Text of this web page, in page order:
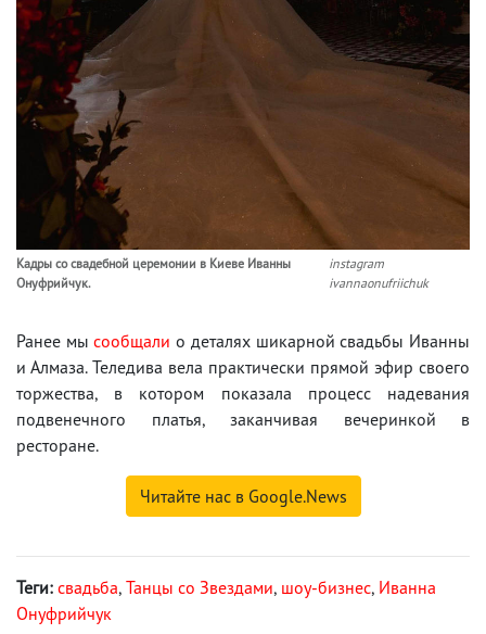
Кадры со свадебной церемонии в Киеве Иванны
Онуфрийчук.
instagram
ivannaonufriichuk
Ранее мысообщали о деталях шикарной свадьбы Иванны
и Алмаза. Теледива вела практически прямой эфир своего
торжества, в котором показала процесс надевания
подвенечного платья, заканчивая вечеринкой в
ресторане.
Читайте нас в Google.News
Теги: свадьба, Танцы со Звездами, шоу-бизнес, Иванна
Онуфрийчук